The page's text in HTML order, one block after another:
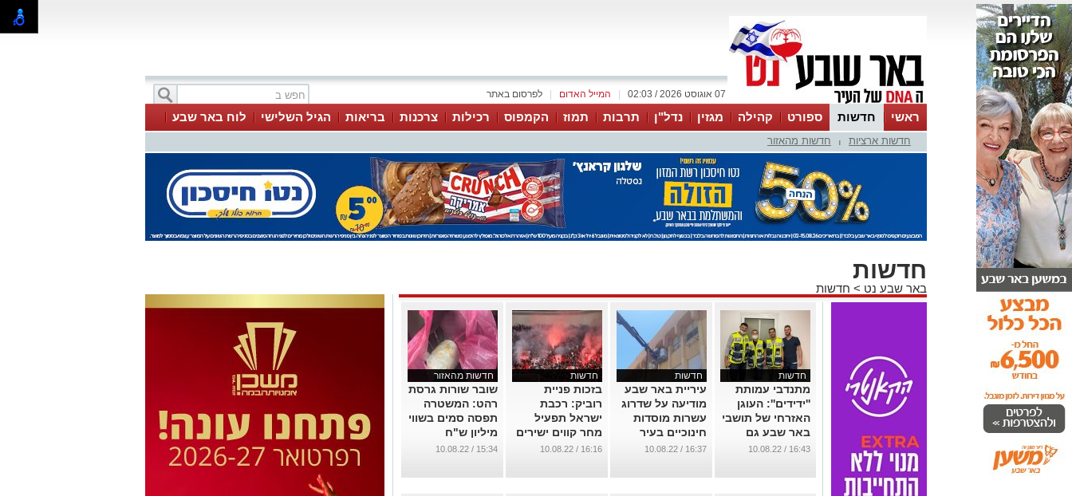
לפרסום באתר המייל האדום 07 אוגוסט 2026 / 02:03
ראשי חדשות ספורט קהילה מגזין נדל"ן תרבות תמוז הקמפוס רכילות צרכנות בריאות הגיל השלישי
לוח באר שבע
עסקים
טיפים והמלצותחדשות ארציות חדשות מהאזור
חדשות
באר שבע נט > חדשות
חדשות
מתנדבי עמותת
''ידידים'': העוגן
האזרחי של תושבי
באר שבע גם
בשעת חירום
16:43 / 10.08.22
חדשות
עיריית באר שבע
מודיעה על שדרוג
עשרות מוסדות
חינוכיים בעיר
...
16:37 / 10.08.22
חדשות
בזכות פניית
רוביק: רכבת
ישראל תפעיל
מחר קווים ישירים
למען אוהדי באר
...
16:16 / 10.08.22
חדשות מהאזור
שובר שורות גרסת
רהט: המשטרה
תפסה סמים בשווי
מיליון ש"ח
...
15:34 / 10.08.22